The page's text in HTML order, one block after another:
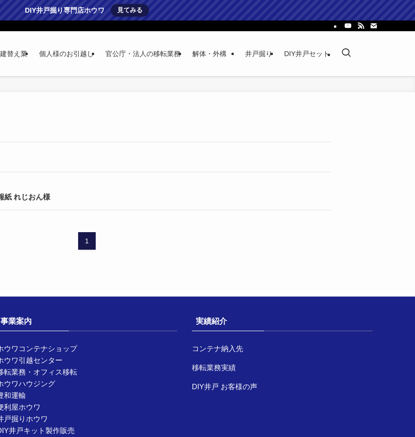
DIY井戸掘り専門店ホウワ 見てみる
建替え業 個人様のお引越し 官公庁・法人の移転業務 解体・外構 井戸掘り DIY井戸セット
紙 れじおん様
1
事業案内
ウワコンテナショップ
ウワ引越センター
転業務・オフィス移転
ウワハウジング
和運輸
利屋ホウワ
戸掘りホウワ
井戸キット製作販売
実績紹介
コンテナ納入先
移転業務実績
DIY井戸 お客様の声